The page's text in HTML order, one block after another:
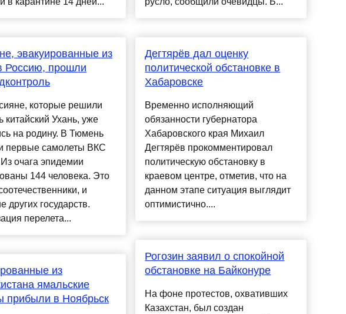
эвакуированные из
Россию, прошли
которые решили
китайский Ухань, уже
на родину. В Тюмень
первые самолеты ВКС
очага эпидемии
144 человека. Это
и
других государств.
перелета...
из
ямальские
прибыли в Ноябрьск
Дегтярёв дал оценку
политической обстановке в
Хабаровске
Временно исполняющий
обязанности губернатора
Хабаровского края Михаил
Дегтярёв прокомментировал
политическую обстановку в
краевом центре, отметив, что на
данном этапе ситуация выглядит
оптимистично....
Рогозин заявил о спокойной
обстановке на Байконуре
На фоне протестов, охвативших
Казахстан, был создан